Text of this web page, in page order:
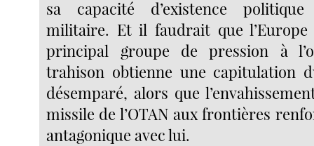
sa capacité d’existence
militaire. Et il faudrait que
principal groupe de pression à
trahison obtienne une capitulation
désemparé, alors que
missile de l’OTAN aux frontières
antagonique avec lui.